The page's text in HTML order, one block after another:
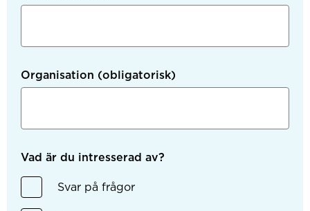
Organisation (obligatorisk)
Vad är du intresserad av?
Svar på frågor